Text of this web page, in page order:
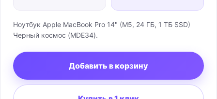
Ноутбук Apple MacBook Pro 14" (M5, 24 ГБ, 1 ТБ SSD)
Черный космос (MDE34).
Добавить в корзину